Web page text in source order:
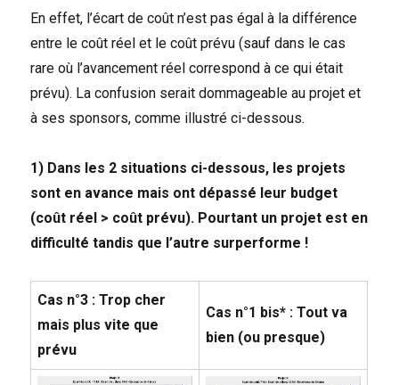
En effet, l’écart de coût n’est pas égal à la différence
entre le coût réel et le coût prévu (sauf dans le cas
rare où l’avancement réel correspond à ce qui était
prévu). La confusion serait dommageable au projet et
à ses sponsors, comme illustré ci-dessous.
1) Dans les 2 situations ci-dessous, les projets
sont en avance mais ont dépassé leur budget
(coût réel > coût prévu). Pourtant un projet est en
difficulté tandis que l’autre surperforme !
Cas n°3 : Trop cher
mais plus vite que
prévu
Cas n°1 bis* : Tout va
bien (ou presque)